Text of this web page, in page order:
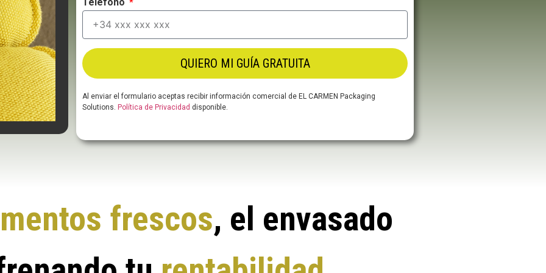
QUIERO MI GUÍA GRATUITA
Al enviar el formulario aceptas recibir información comercial de EL CARMEN Packaging
Solutions. Política de Privacidad disponible.
frescos, el envasado